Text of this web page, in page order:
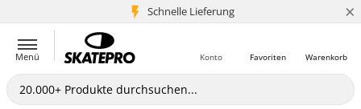
Schnelle Lieferung
5+ Mio. Kunden ×
Menü Warenkorb
Favoriten
Konto